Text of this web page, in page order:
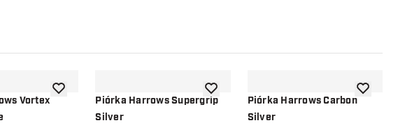
Vortex dodaj do listy życzeń
Piórka Harrows Supergrip
Silver
dodaj do listy życzeńPiórka Harrows Carbon
Silver
dodaj do